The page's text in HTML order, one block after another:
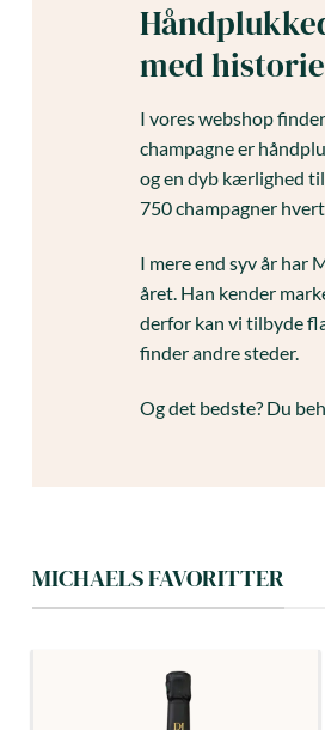
med
I vores webshop
champagne er
og en dyb kærlighed
750 champagner
I mere end syv år har
året. Han kender
derfor kan vi tilbyde
finder andre steder.
Og det bedste? Du
MICHAELS FAVORITTER